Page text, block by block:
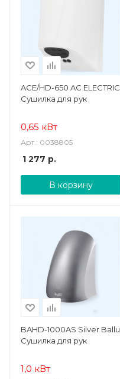
ACE/HD-650 AC ELECTRIC
Сушилка для рук
0,65 кВт
Арт.: 0038805
1 277 р.
В корзину
BAHD-1000AS Silver Ballu
Сушилка для рук
1,0 кВт